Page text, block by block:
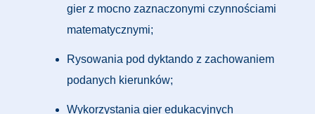
gier z mocno zaznaczonymi czynnościami
matematycznymi;
Rysowania pod dyktando z zachowaniem
podanych kierunków;
Wykorzystania gier edukacyjnych